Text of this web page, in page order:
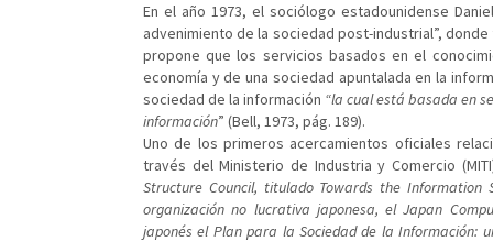
En el año 1973, el sociólogo estadounidense
advenimiento de la sociedad post-industrial”,
propone que los servicios basados en el
economía y de una sociedad apuntalada en la
sociedad de la información “la cual está basada en
información” (Bell, 1973, pág. 189).
Uno de los primeros acercamientos oficiales
través del Ministerio de Industria y Comercio
Structure Council, titulado Towards the
organización no lucrativa japonesa, el Japan
japonés el Plan para la Sociedad de la Información: